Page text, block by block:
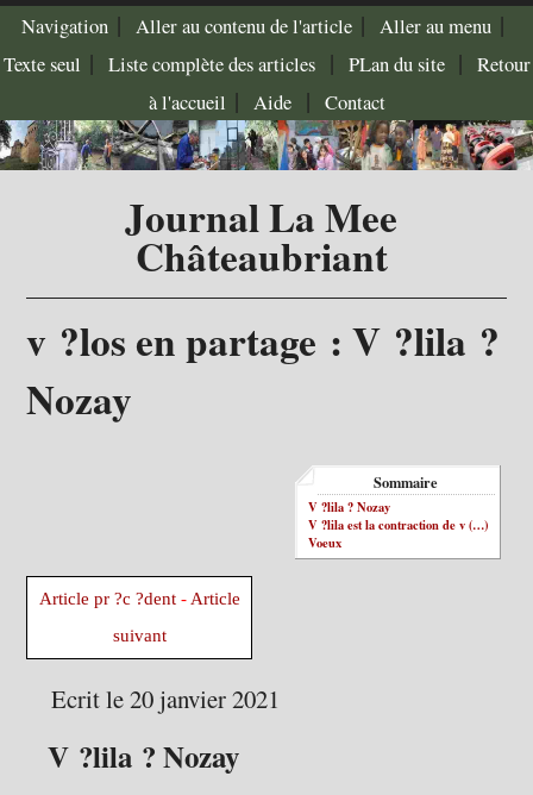
Navigation| Aller au contenu de l'article| Aller au menu|
Texte seul | Liste complète des articles| PLan du site | Retour
à l'accueil | Aide| Contact
Journal La Mee
Châteaubriant
v ?los en partage : V ?lila ?
Nozay
Sommaire
V ?lila ? Nozay
V ?lila est la contraction de v (…)
Voeux
Article pr ?c ?dent-Article
suivant
Ecrit le 20 janvier 2021
V ?lila ? Nozay